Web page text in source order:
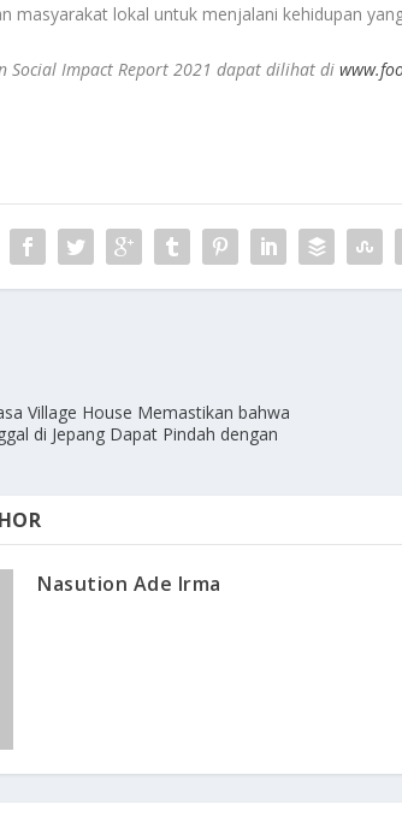
masyarakat lokal untuk menjalani kehidupan
Social Impact Report 2021 dapat dilihat di
Village House Memastikan bahwa
di Jepang Dapat Pindah dengan
Nasution Ade Irma